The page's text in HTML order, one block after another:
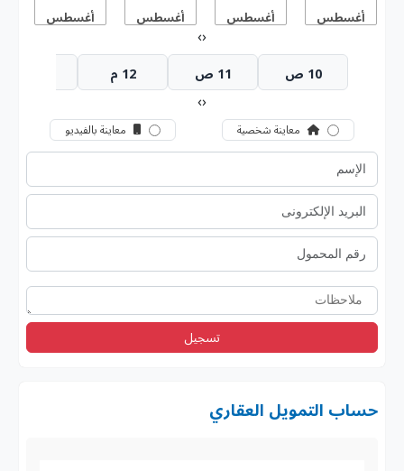
أغسطس أغسطس أغسطس أغسطس
‹
›
10 ص 11 ص 12 م
‹
›
معاينة شخصية معاينة بالفيديو
تسجيل
حساب التمويل العقاري